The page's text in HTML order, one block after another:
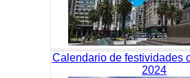
Calendario de festividades
2024